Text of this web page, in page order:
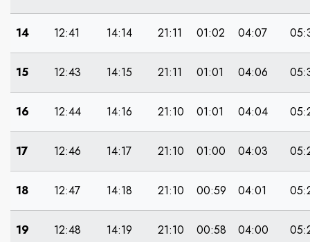
14 12:41 14:14 21:11 01:02 04:07
15 12:43 14:15 21:11 01:01 04:06
16 12:44 14:16 21:10 01:01 04:04
17 12:46 14:17 21:10 01:00 04:03
18 12:47 14:18 21:10 00:59 04:01
19 12:48 14:19 21:10 00:58 04:00